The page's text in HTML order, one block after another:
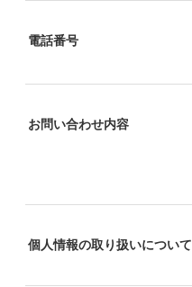
電話番号
お問い合わせ内容
個人情報の取り扱いについて